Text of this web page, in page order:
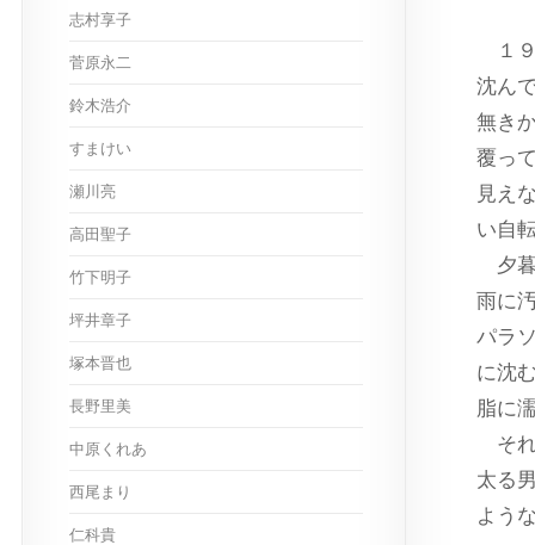
１９
沈ん
無き
覆っ
見え
い自
夕暮
雨に
パラ
に沈
脂に
それ
太る
よう
志村享子
菅原永二
鈴木浩介
すまけい
瀬川亮
高田聖子
竹下明子
坪井章子
塚本晋也
長野里美
中原くれあ
西尾まり
仁科貴